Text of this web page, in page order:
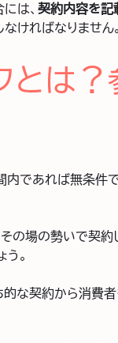
は、 契約内容を記
ければなりません。
とは
内であれば無条件
の場の勢いで契
。
な契約から消費者